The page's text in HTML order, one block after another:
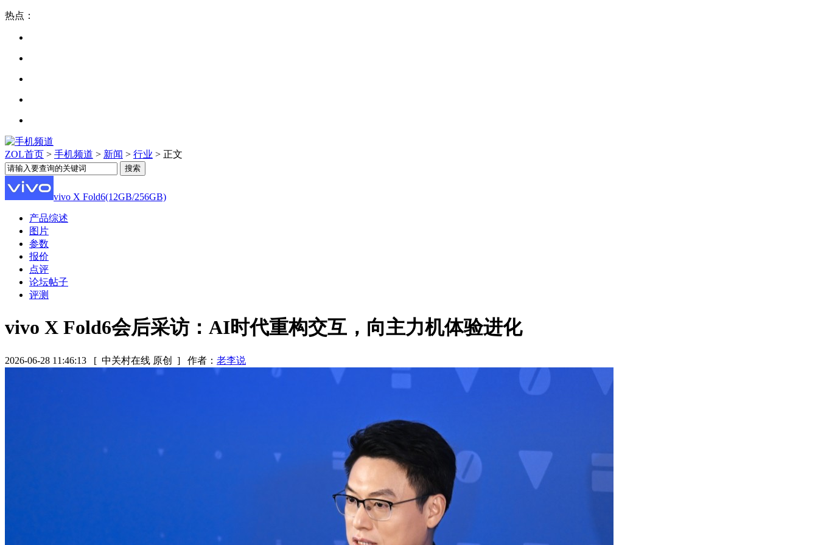
热点：
ZOL首页 > 手机频道 > 新闻 > 行业 > 正文
vivo X Fold6(12GB/256GB)
产品综述
图片
参数
报价
点评
论坛帖子
评测
vivo X Fold6会后采访：AI时代重构交互，向主力机体验进化
2026-06-28 11:46:13 [ 中关村在线 原创 ] 作者： 老李说